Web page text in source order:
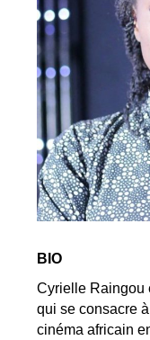
BIO
Cyrielle Raingou
qui se consacre
cinéma africain